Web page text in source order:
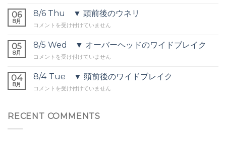
セ
ト
ー
バ
ヘ
ッ
ド
▼
ッ
オ
バ
ヘ
ッ
06
8月
8/6 Thu ▼ 頭前後のウネリ
8/6
▼
前
の
ネ
コメントを受け付けていません
05
8月
8/5 Wed ▼ オーバーヘッドのワイドブレイク
8/5
▼
ー
ヘ
コメントを受け付けていません
04
8月
8/4 Tue ▼ 頭前後のワイドブレイク
8/4
頭
コメントを受け付けていません
RECENT COMMENTS